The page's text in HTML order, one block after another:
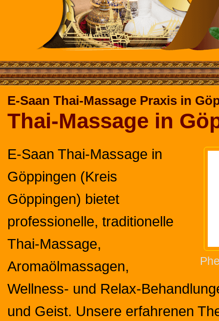
E-Saan Thai-Massage Praxis in
Thai-Massage in
E-Saan Thai-Massage in
Göppingen (Kreis
Göppingen) bietet
professionelle, traditionelle
Thai-Massage,
Aromaölmassagen,
Wellness- und Relax-
und Geist. Unsere erfahrenen